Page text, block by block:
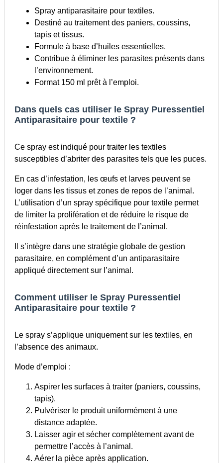
Spray antiparasitaire pour textiles.
Destiné au traitement des paniers, coussins,
tapis et tissus.
Formule à base d’huiles essentielles.
Contribue à éliminer les parasites présents dans
l’environnement.
Format 150 ml prêt à l’emploi.
Dans quels cas utiliser le Spray Puressentiel
Antiparasitaire pour textile ?
Ce spray est indiqué pour traiter les textiles
susceptibles d’abriter des parasites tels que les puces.
En cas d’infestation, les œufs et larves peuvent se
loger dans les tissus et zones de repos de l’animal.
L’utilisation d’un spray spécifique pour textile permet
de limiter la prolifération et de réduire le risque de
réinfestation après le traitement de l’animal.
Il s’intègre dans une stratégie globale de gestion
parasitaire, en complément d’un antiparasitaire
appliqué directement sur l’animal.
Comment utiliser le Spray Puressentiel
Antiparasitaire pour textile ?
Le spray s’applique uniquement sur les textiles, en
l’absence des animaux.
Mode d’emploi :
Aspirer les surfaces à traiter (paniers, coussins,
tapis).
Pulvériser le produit uniformément à une
distance adaptée.
Laisser agir et sécher complètement avant de
permettre l’accès à l’animal.
Aérer la pièce après application.